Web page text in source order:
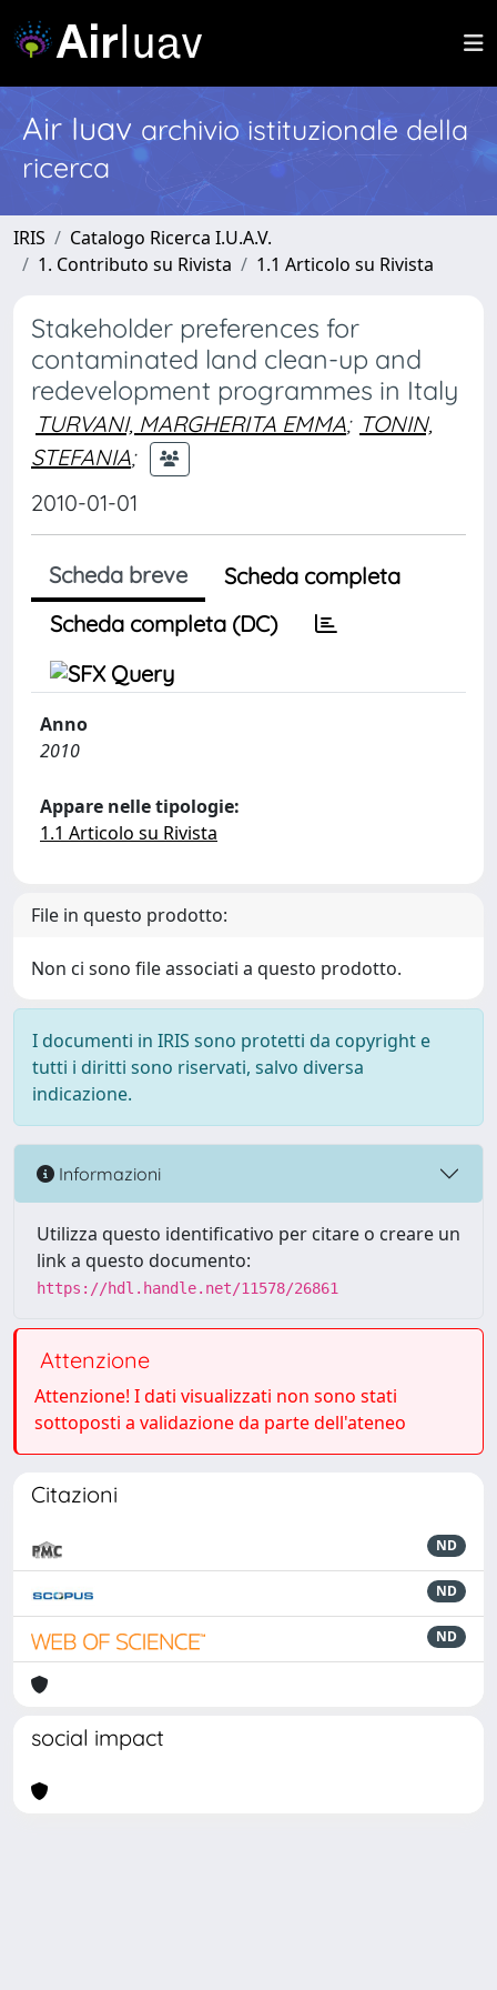
Air Iuav archivio istituzionale della
ricerca
IRIS
Catalogo Ricerca I.U.A.V.
1. Contributo su Rivista
1.1 Articolo su Rivista
Stakeholder preferences for
contaminated land clean-up and
redevelopment programmes in Italy
TURVANI, MARGHERITA EMMA; TONIN,
STEFANIA;
2010-01-01
Scheda breve
Scheda completa
Scheda completa (DC)
Anno
2010
Appare nelle tipologie:
1.1 Articolo su Rivista
File in questo prodotto:
Non ci sono file associati a questo prodotto.
I documenti in IRIS sono protetti da copyright e
tutti i diritti sono riservati, salvo diversa
indicazione.
Informazioni
Utilizza questo identificativo per citare o creare un
link a questo documento:
https://hdl.handle.net/11578/26861
Attenzione
Attenzione! I dati visualizzati non sono stati
sottoposti a validazione da parte dell'ateneo
Citazioni
ND
ND
ND
social impact